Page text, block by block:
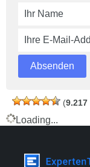
(9.217
Loading...